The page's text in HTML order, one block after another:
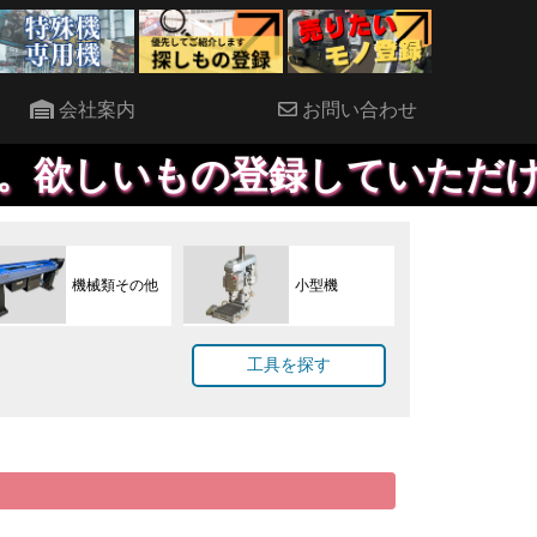
会社案内 お問い合わせ
録していただければ、優
機械類その他 小型機
工具を探す